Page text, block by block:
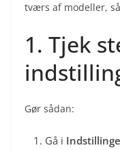
tværs af modeller,
1. Tjek
Gør sådan:
Gå i